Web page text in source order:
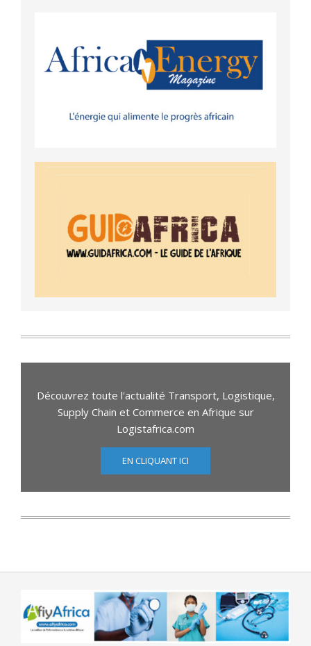
Découvrez toute l'actualité Transport, Logistique,
Supply Chain et Commerce en Afrique sur
Logistafrica.com
EN CLIQUANT ICI